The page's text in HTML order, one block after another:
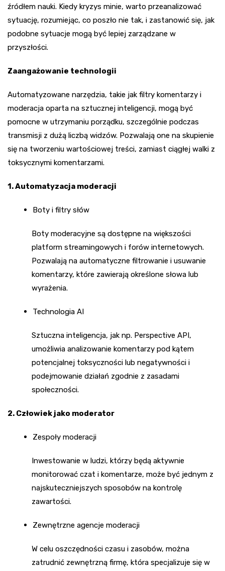
źródłem nauki. Kiedy kryzys minie, warto przeanalizować
sytuację, rozumiejąc, co poszło nie tak, i zastanowić się, jak
podobne sytuacje mogą być lepiej zarządzane w
przyszłości.
Zaangażowanie technologii
Automatyzowane narzędzia, takie jak filtry komentarzy i
moderacja oparta na sztucznej inteligencji, mogą być
pomocne w utrzymaniu porządku, szczególnie podczas
transmisji z dużą liczbą widzów. Pozwalają one na skupienie
się na tworzeniu wartościowej treści, zamiast ciągłej walki z
toksycznymi komentarzami.
1. Automatyzacja moderacji
Boty i filtry słów
Boty moderacyjne są dostępne na większości
platform streamingowych i forów internetowych.
Pozwalają na automatyczne filtrowanie i usuwanie
komentarzy, które zawierają określone słowa lub
wyrażenia.
Technologia AI
Sztuczna inteligencja, jak np. Perspective API,
umożliwia analizowanie komentarzy pod kątem
potencjalnej toksyczności lub negatywności i
podejmowanie działań zgodnie z zasadami
społeczności.
2. Człowiek jako moderator
Zespoły moderacji
Inwestowanie w ludzi, którzy będą aktywnie
monitorować czat i komentarze, może być jednym z
najskuteczniejszych sposobów na kontrolę
zawartości.
Zewnętrzne agencje moderacji
W celu oszczędności czasu i zasobów, można
zatrudnić zewnętrzną firmę, która specjalizuje się w